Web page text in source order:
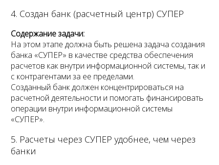
4. Создан банк (расчетный центр) СУПЕР
Содержание задачи:
На этом этапе должна быть решена задача создания
банка «СУПЕР» в качестве средства обеспечения
расчетов как внутри информационной системы, так и
с контрагентами за ее пределами.
Созданный банк должен концентрироваться на
расчетной деятельности и помогать финансировать
операции внутри информационной системы
«СУПЕР».
5. Расчеты через СУПЕР удобнее, чем через
банки